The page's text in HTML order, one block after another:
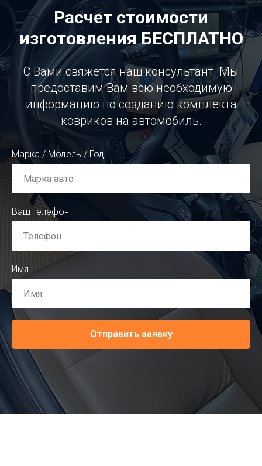
Расчет стоимости
изготовления БЕСПЛАТНО
С Вами свяжется наш консультант. Мы
предоставим Вам всю необходимую
информацию по созданию комплекта
ковриков на автомобиль.
Марка / Модель / Год
Ваш телефон
Имя
Отправить заявку